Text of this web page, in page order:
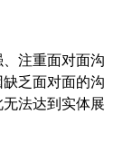
注重面对面沟
乏面对面的沟
法达到实体展